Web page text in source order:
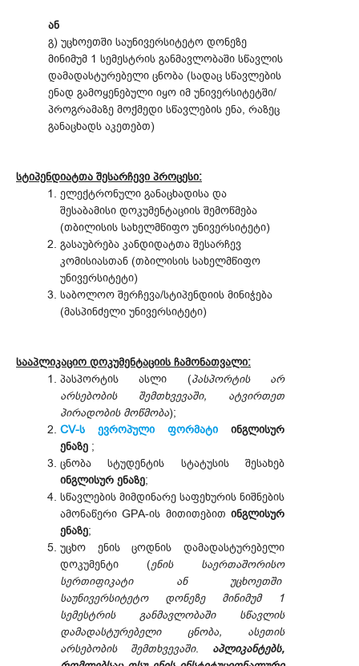
ან
გ) უცხოეთში საუნივერსიტეტო დონეზე
მინიმუმ 1 სემესტრის განმავლობაში სწავლის
დამადასტურებელი ცნობა (სადაც სწავლების
ენად გამოყენებული იყო იმ უნივერსიტეტში/
პროგრამაზე მოქმედი სწავლების ენა, რაზეც
განაცხადს აკეთებთ)
სტიპენდიატთა შესარჩევი პროცესი:
ელექტრონული განაცხადისა და
შესაბამისი დოკუმენტაციის შემოწმება
(თბილისის სახელმწიფო უნივერსიტეტი)
გასაუბრება კანდიდატთა შესარჩევ
კომისიასთან (თბილისის სახელმწიფო
უნივერსიტეტი)
საბოლოო შერჩევა/სტიპენდიის მინიჭება
(მასპინძელი უნივერსიტეტი)
სააპლიკაციო დოკუმენტაციის ჩამონათვალი:
პასპორტის ასლი (პასპორტის არ
არსებობის შემთხვევაში, ატვირთეთ
პირადობის მოწმობა);
CV-ს ევროპული ფორმატი
ინგლისურ
ენაზე ;
ცნობა სტუდენტის სტატუსის შესახებ
ინგლისურ ენაზე;
სწავლების მიმდინარე საფეხურის ნიშნების
ამონაწერი GPA-ის მითითებით ინგლისურ
ენაზე;
უცხო ენის ცოდნის დამადასტურებელი
დოკუმენტი (ენის საერთაშორისო
სერთიფიკატი ან უცხოეთში
საუნივერსიტეტო დონეზე მინიმუმ 1
სემესტრის განმავლობაში სწავლის
დამადასტურებელი ცნობა, ასეთის
არსებობის შემთხვევაში. აპლიკანტებს,